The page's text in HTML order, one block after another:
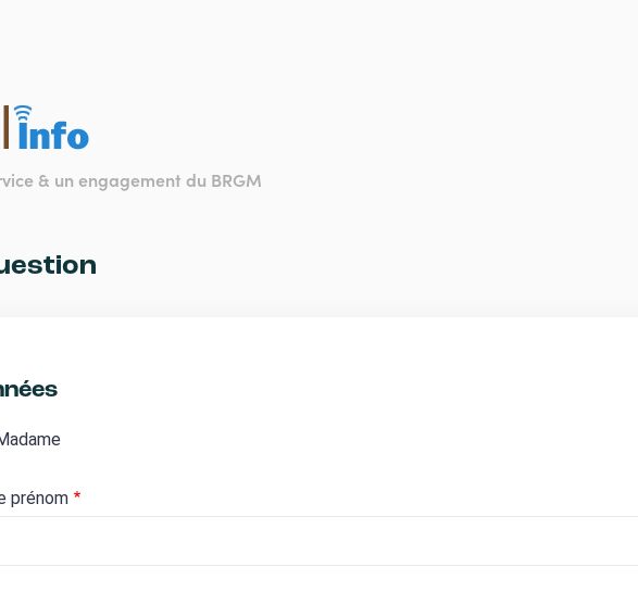
& un engagement du BRGM
prénom